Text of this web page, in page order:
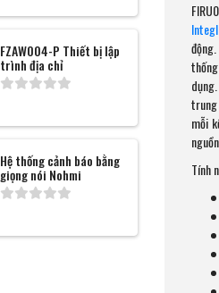
FZAW004-P Thiết bị lập
trình địa chỉ
Hệ thống cảnh báo bằng
giọng nói Nohmi
trung
mỗi
Tính